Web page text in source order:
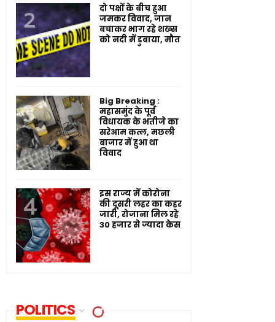
दो पक्षों के बीच हुआ
जमकर विवाद, जान
बचाकर भाग रहे शख्स
को नदी में डुबाया, मौत
Big Breaking :
महासमुंद के पूर्व
विधायक के भतीजे का
सरेआम कत्ल, मछली
बाजार में हुआ था
विवाद
इस राज्य में कोरोना
की दूसरी लहर का कहर
जारी, रोजाना मिल रहे
30 हजार से ज्यादा केस
POLITICS